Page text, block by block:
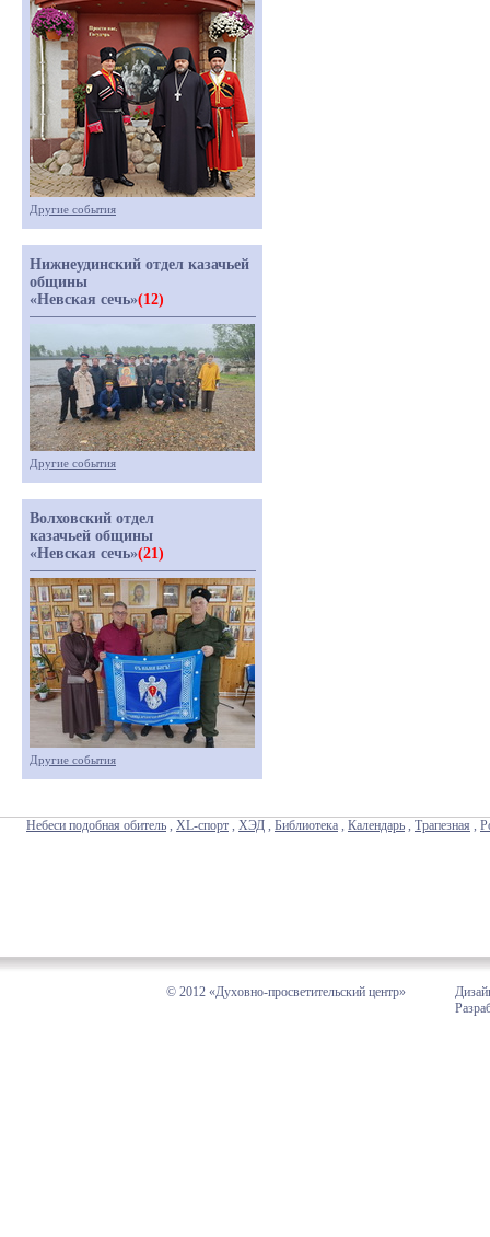
Другие события
Нижнеудинский отдел казачьей
общины
«Невская сечь»(12)
Другие события
Волховский отдел
казачьей общины
«Невская сечь»(21)
Другие события
Небеси подобная обитель , XL-спорт , ХЭД , Библиотека , Календарь , Трапезная ,
© 2012 «Духовно-просветительский центр»